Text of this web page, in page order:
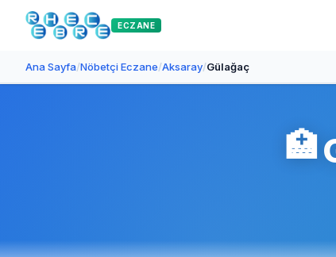
ECZANE
Ana Sayfa/Nöbetçi Eczane/Aksaray/Gülağaç
🏥